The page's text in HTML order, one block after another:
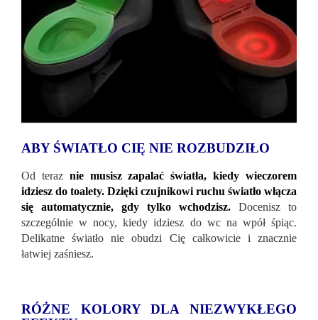
ABY ŚWIATŁO CIĘ NIE ROZBUDZIŁO
Od teraz nie musisz zapalać światła, kiedy wieczorem
idziesz do toalety. Dzięki czujnikowi ruchu światło włącza
się automatycznie, gdy tylko wchodzisz. Docenisz to
szczególnie w nocy, kiedy idziesz do wc na wpół śpiąc.
Delikatne światło nie obudzi Cię całkowicie i znacznie
łatwiej zaśniesz.
RÓŻNE KOLORY DLA NIEZWYKŁEGO